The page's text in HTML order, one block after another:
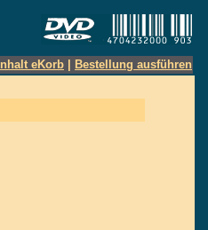
Inhalt eKorb Bestellung ausführen